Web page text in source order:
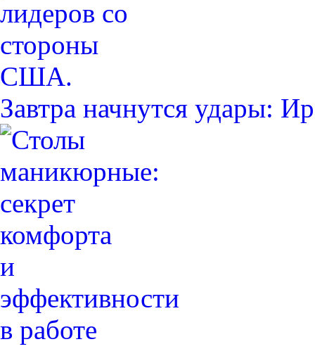
Завтра начнутся удары: